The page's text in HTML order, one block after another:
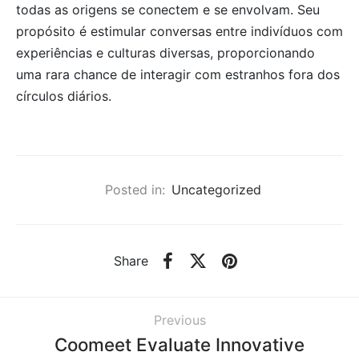
todas as origens se conectem e se envolvam. Seu
propósito é estimular conversas entre indivíduos com
experiências e culturas diversas, proporcionando
uma rara chance de interagir com estranhos fora dos
círculos diários.
Posted in: Uncategorized
Share
Previous
Coomeet Evaluate Innovative